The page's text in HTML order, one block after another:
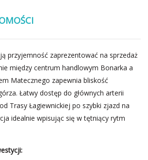
przyjemność zaprezentować na sprzedaż
między centrum handlowym Bonarka a
Matecznego zapewnia bliskość
Łatwy dostęp do głównych arterii
Trasy Łagiewnickiej po szybki zjazd na
idealnie wpisując się w tętniący rytm